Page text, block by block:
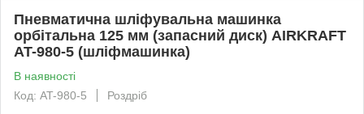
Пневматична шліфувальна машинка
орбітальна 125 мм (запасний диск) AIRKRAFT
AT-980-5 (шліфмашинка)
В наявності
Код: AT-980-5
Роздріб